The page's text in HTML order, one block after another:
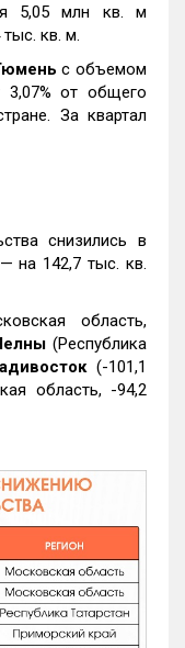
5,05 млн кв. м
кв. м.
с объемом
3,07% от общего
За квартал
снизились в
на 142,7 тыс. кв.
область,
(Республика
(-101,1
область, -94,2